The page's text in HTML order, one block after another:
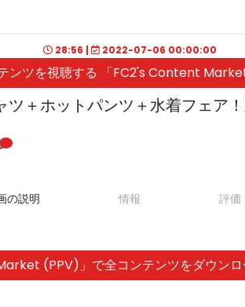
28:56 | 2022-07-06 00:00:00
ンツを視聴する 「FC2's Content
＋ホットパンツ＋水着フェア
の説明 情報 評
(PPV)」で全コンテンツをダウン